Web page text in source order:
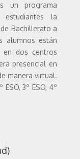
un programa
la
Bachillerato a
alumnos están
en dos centros
presencial en
manera virtual.
3º ESO, 4º